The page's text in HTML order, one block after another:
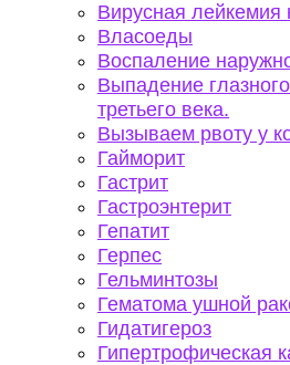
Вирусная лейкемия
Власоеды
Воспаление
Выпадение
третьего века.
Вызываем рвоту у
Гайморит
Гастрит
Гастроэнтерит
Гепатит
Герпес
Гельминтозы
Гематома ушной
Гидатигероз
Гипертрофическая